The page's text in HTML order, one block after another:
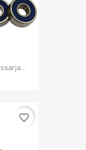
favorite_border